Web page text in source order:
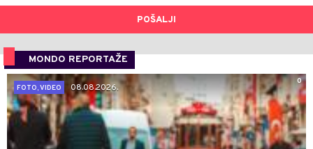
POŠALJI
MONDO REPORTAŽE
0
FOTO, VIDEO
08.08.2026.